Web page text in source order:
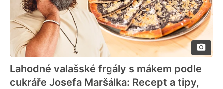
Lahodné valašské frgály s mákem podle
cukráře Josefa Maršálka: Recept a tipy,